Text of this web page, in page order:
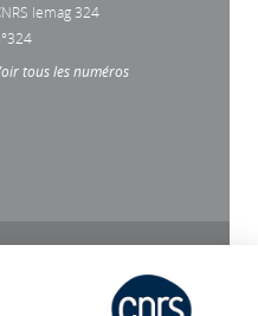
lemag 324
tous les numéros